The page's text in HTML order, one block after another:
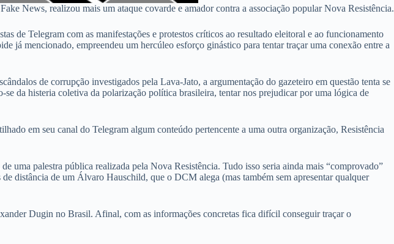
News, realizou mais um ataque covarde e amador contra a associação popular Nova Resistência.
de Telegram com as manifestações e protestos críticos ao resultado eleitoral e ao funcionamento
já mencionado, empreendeu um hercúleo esforço ginástico para tentar traçar uma conexão entre a
de corrupção investigados pela Lava-Jato, a argumentação do gazeteiro em questão tenta se
da histeria coletiva da polarização política brasileira, tentar nos prejudicar por uma lógica de
em seu canal do Telegram algum conteúdo pertencente a uma outra organização, Resistência
uma palestra pública realizada pela Nova Resistência. Tudo isso seria ainda mais “comprovado”
distância de um Álvaro Hauschild, que o DCM alega (mas também sem apresentar qualquer
Dugin no Brasil. Afinal, com as informações concretas fica difícil conseguir traçar o